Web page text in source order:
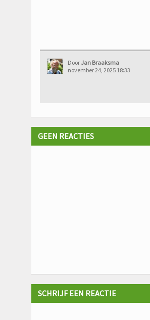
DoorJan Braaksma
november 24, 2025 18:33
GEEN REACTIES
SCHRIJF EEN REACTIE